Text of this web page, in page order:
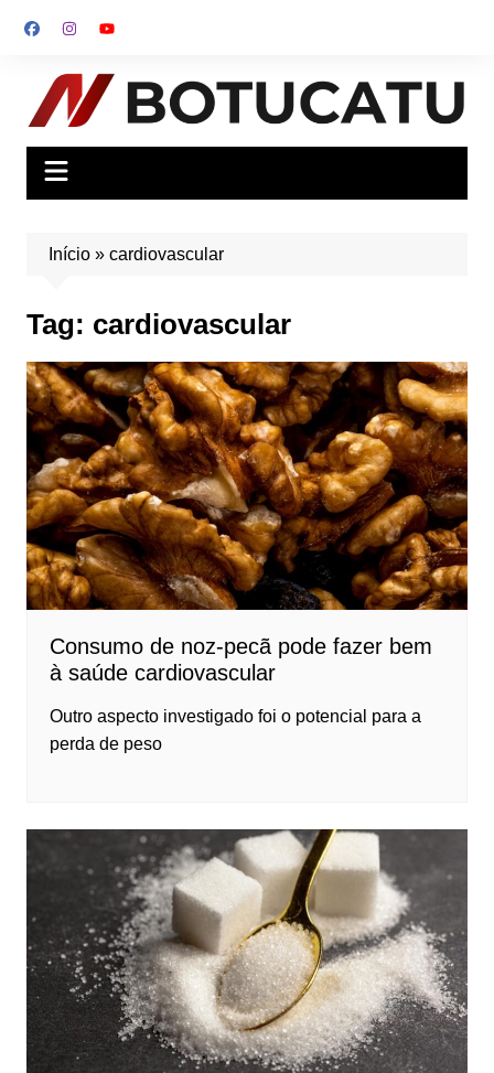
para
conteúdo
Início» cardiovascular
Tag: cardiovascular
Consumo de noz-pecã pode fazer bem
à saúde cardiovascular
Outro aspecto investigado foi o potencial para a
perda de peso